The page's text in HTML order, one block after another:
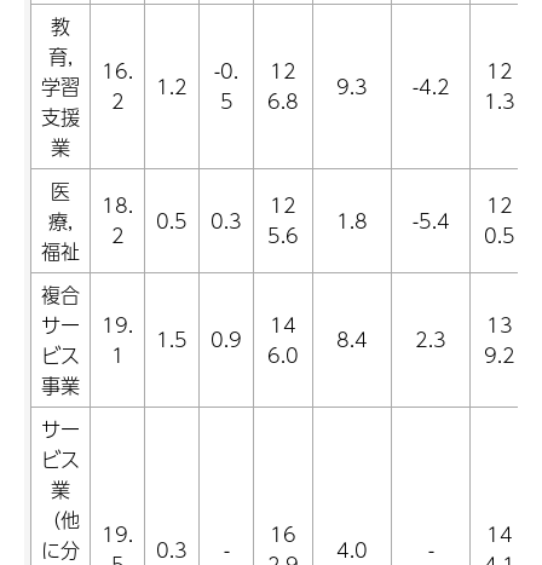
教
育,
学習
支援
業
16.
2
1.2
-0.
5
12
6.8
9.3 -4.2
12
1.3
医
療,
福祉
18.
2
0.5 0.3
12
5.6
1.8 -5.4
12
0.5
複合
サー
ビス
事業
19.
1
1.5 0.9
14
6.0
8.4 2.3
13
9.2
サー
ビス
業
（他
に分
19.
0.3 -
16
4.0 -
14